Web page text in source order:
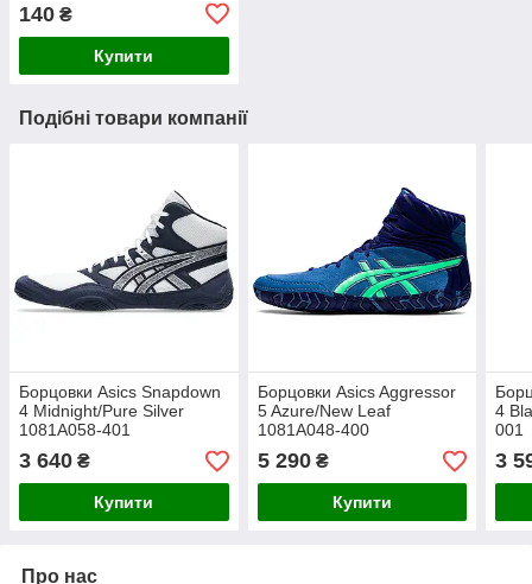
140 ₴
Купити
Подібні товари компанії
Борцовки Asics Snapdown
4 Midnight/Pure Silver
1081A058-401
3 640 ₴
Купити
Борцовки Asics Aggressor
5 Azure/New Leaf
1081A048-400
5 290₴
Купити
4
001
3
Про нас